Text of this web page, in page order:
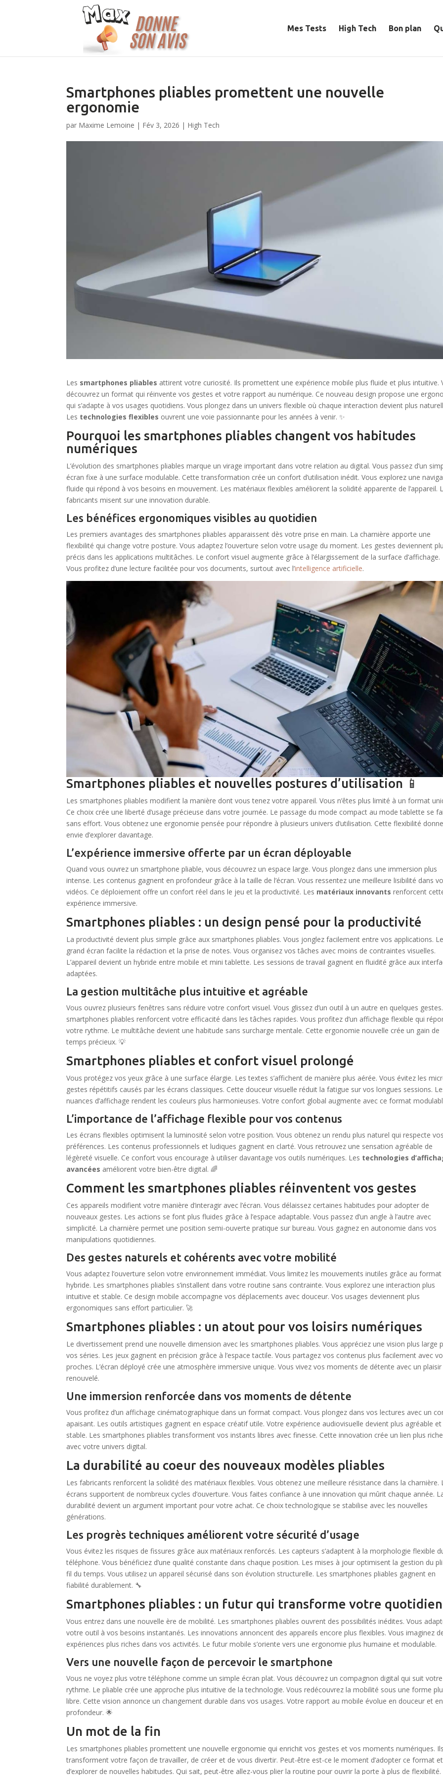
Mes Tests High Tech Bon plan
Smartphones pliables promettent une nouvelle
ergonomie
par Maxime Lemoine | Fév 3, 2026 | High Tech
Les smartphones pliables attirent votre curiosité. Ils promettent une expérience mobile plus fluide et plus intuitive.
découvrez un format qui réinvente vos gestes et votre rapport au numérique. Ce nouveau design propose une
qui s’adapte à vos usages quotidiens. Vous plongez dans un univers flexible où chaque interaction devient plus
Les technologies flexibles ouvrent une voie passionnante pour les années à venir. ✨
Pourquoi les smartphones pliables changent vos habitudes
numériques
L’évolution des smartphones pliables marque un virage important dans votre relation au digital. Vous passez d’un
écran fixe à une surface modulable. Cette transformation crée un confort d’utilisation inédit. Vous explorez une
fluide qui répond à vos besoins en mouvement. Les matériaux flexibles améliorent la solidité apparente de l’appareil.
fabricants misent sur une innovation durable.
Les bénéfices ergonomiques visibles au quotidien
Les premiers avantages des smartphones pliables apparaissent dès votre prise en main. La charnière apporte une
flexibilité qui change votre posture. Vous adaptez l’ouverture selon votre usage du moment. Les gestes deviennent
précis dans les applications multitâches. Le confort visuel augmente grâce à l’élargissement de la surface d’affichage.
Vous profitez d’une lecture facilitée pour vos documents, surtout avec l’intelligence artificielle.
Smartphones pliables et nouvelles postures d’utilisation 📱
Les smartphones pliables modifient la manière dont vous tenez votre appareil. Vous n’êtes plus limité à un format
Ce choix crée une liberté d’usage précieuse dans votre journée. Le passage du mode compact au mode tablette se
sans effort. Vous obtenez une ergonomie pensée pour répondre à plusieurs univers d’utilisation. Cette flexibilité donne
envie d’explorer davantage.
L’expérience immersive offerte par un écran déployable
Quand vous ouvrez un smartphone pliable, vous découvrez un espace large. Vous plongez dans une immersion plus
intense. Les contenus gagnent en profondeur grâce à la taille de l’écran. Vous ressentez une meilleure lisibilité dans
vidéos. Ce déploiement offre un confort réel dans le jeu et la productivité. Les matériaux innovants renforcent
expérience immersive.
Smartphones pliables : un design pensé pour la productivité
La productivité devient plus simple grâce aux smartphones pliables. Vous jonglez facilement entre vos applications. Le
grand écran facilite la rédaction et la prise de notes. Vous organisez vos tâches avec moins de contraintes visuelles.
L’appareil devient un hybride entre mobile et mini tablette. Les sessions de travail gagnent en fluidité grâce aux
adaptées.
La gestion multitâche plus intuitive et agréable
Vous ouvrez plusieurs fenêtres sans réduire votre confort visuel. Vous glissez d’un outil à un autre en quelques
smartphones pliables renforcent votre efficacité dans les tâches rapides. Vous profitez d’un affichage flexible qui
votre rythme. Le multitâche devient une habitude sans surcharge mentale. Cette ergonomie nouvelle crée un gain de
temps précieux. 💡
Smartphones pliables et confort visuel prolongé
Vous protégez vos yeux grâce à une surface élargie. Les textes s’affichent de manière plus aérée. Vous évitez les
gestes répétitifs causés par les écrans classiques. Cette douceur visuelle réduit la fatigue sur vos longues sessions.
nuances d’affichage rendent les couleurs plus harmonieuses. Votre confort global augmente avec ce format
L’importance de l’affichage flexible pour vos contenus
Les écrans flexibles optimisent la luminosité selon votre position. Vous obtenez un rendu plus naturel qui respecte vos
préférences. Les contenus professionnels et ludiques gagnent en clarté. Vous retrouvez une sensation agréable de
légèreté visuelle. Ce confort vous encourage à utiliser davantage vos outils numériques. Les technologies
avancées améliorent votre bien-être digital. 🌈
Comment les smartphones pliables réinventent vos gestes
Ces appareils modifient votre manière d’interagir avec l’écran. Vous délaissez certaines habitudes pour adopter de
nouveaux gestes. Les actions se font plus fluides grâce à l’espace adaptable. Vous passez d’un angle à l’autre avec
simplicité. La charnière permet une position semi-ouverte pratique sur bureau. Vous gagnez en autonomie dans vos
manipulations quotidiennes.
Des gestes naturels et cohérents avec votre mobilité
Vous adaptez l’ouverture selon votre environnement immédiat. Vous limitez les mouvements inutiles grâce au format
hybride. Les smartphones pliables s’installent dans votre routine sans contrainte. Vous explorez une interaction plus
intuitive et stable. Ce design mobile accompagne vos déplacements avec douceur. Vos usages deviennent plus
ergonomiques sans effort particulier. 🚀
Smartphones pliables : un atout pour vos loisirs numériques
Le divertissement prend une nouvelle dimension avec les smartphones pliables. Vous appréciez une vision plus large
vos séries. Les jeux gagnent en précision grâce à l’espace tactile. Vous partagez vos contenus plus facilement avec
proches. L’écran déployé crée une atmosphère immersive unique. Vous vivez vos moments de détente avec un plaisir
renouvelé.
Une immersion renforcée dans vos moments de détente
Vous profitez d’un affichage cinématographique dans un format compact. Vous plongez dans vos lectures avec un
apaisant. Les outils artistiques gagnent en espace créatif utile. Votre expérience audiovisuelle devient plus agréable et
stable. Les smartphones pliables transforment vos instants libres avec finesse. Cette innovation crée un lien plus riche
avec votre univers digital.
La durabilité au coeur des nouveaux modèles pliables
Les fabricants renforcent la solidité des matériaux flexibles. Vous obtenez une meilleure résistance dans la charnière.
écrans supportent de nombreux cycles d’ouverture. Vous faites confiance à une innovation qui mûrit chaque année.
durabilité devient un argument important pour votre achat. Ce choix technologique se stabilise avec les nouvelles
générations.
Les progrès techniques améliorent votre sécurité d’usage
Vous évitez les risques de fissures grâce aux matériaux renforcés. Les capteurs s’adaptent à la morphologie flexible
téléphone. Vous bénéficiez d’une qualité constante dans chaque position. Les mises à jour optimisent la gestion du
fil du temps. Vous utilisez un appareil sécurisé dans son évolution structurelle. Les smartphones pliables gagnent en
fiabilité durablement. 🔧
Smartphones pliables : un futur qui transforme votre quotidien
Vous entrez dans une nouvelle ère de mobilité. Les smartphones pliables ouvrent des possibilités inédites. Vous
votre outil à vos besoins instantanés. Les innovations annoncent des appareils encore plus flexibles. Vous imaginez
expériences plus riches dans vos activités. Le futur mobile s’oriente vers une ergonomie plus humaine et modulable.
Vers une nouvelle façon de percevoir le smartphone
Vous ne voyez plus votre téléphone comme un simple écran plat. Vous découvrez un compagnon digital qui suit votre
rythme. Le pliable crée une approche plus intuitive de la technologie. Vous redécouvrez la mobilité sous une forme
libre. Cette vision annonce un changement durable dans vos usages. Votre rapport au mobile évolue en douceur et en
profondeur. 🌟
Un mot de la fin
Les smartphones pliables promettent une nouvelle ergonomie qui enrichit vos gestes et vos moments numériques. Ils
transforment votre façon de travailler, de créer et de vous divertir. Peut-être est-ce le moment d’adopter ce format et
d’explorer de nouvelles habitudes. Qui sait, peut-être allez-vous plier la routine pour ouvrir la porte à plus de flexibilité.